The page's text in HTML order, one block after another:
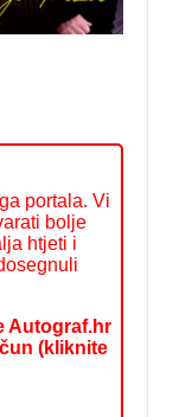
portala. Vi
bolje
htjeti i
Autograf.hr
(kliknite